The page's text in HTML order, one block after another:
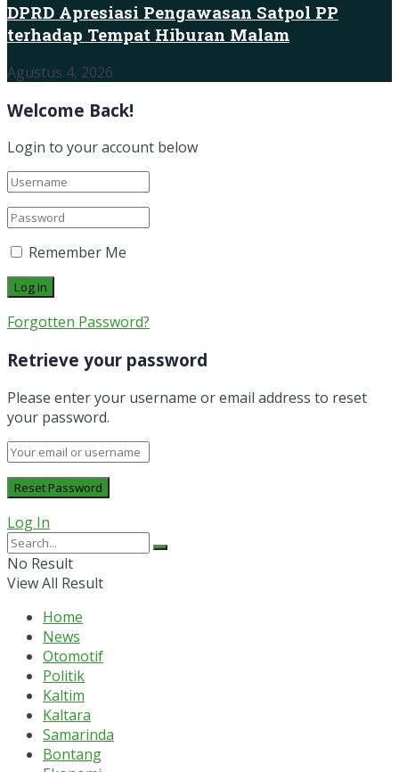
DPRD Apresiasi Pengawasan Satpol PP
terhadap Tempat Hiburan Malam
Agustus 4, 2026
Welcome Back!
Login to your account below
Remember Me
Forgotten Password?
Retrieve your password
Please enter your username or email address to reset
your password.
Log In
No Result
View All Result
Home
News
Otomotif
Politik
Kaltim
Kaltara
Samarinda
Bontang